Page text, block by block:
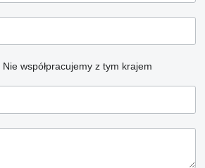
Nie współpracujemy z tym krajem